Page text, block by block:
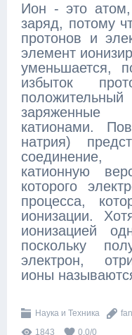
Ион - это
заряд, потому
протонов и
элемент
уменьшается,
избыток
катионами.
натрия)
катионную
которого
процесса,
ионизации.
ионизацией
поскольку
электрон,
ионы
Наука и Техника
1843
0.0/0